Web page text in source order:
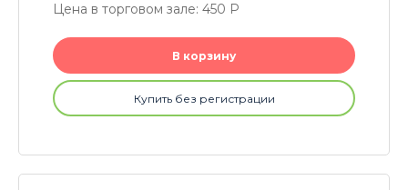
Цена в торговом зале: 450 P
В корзину
Купить без регистрации